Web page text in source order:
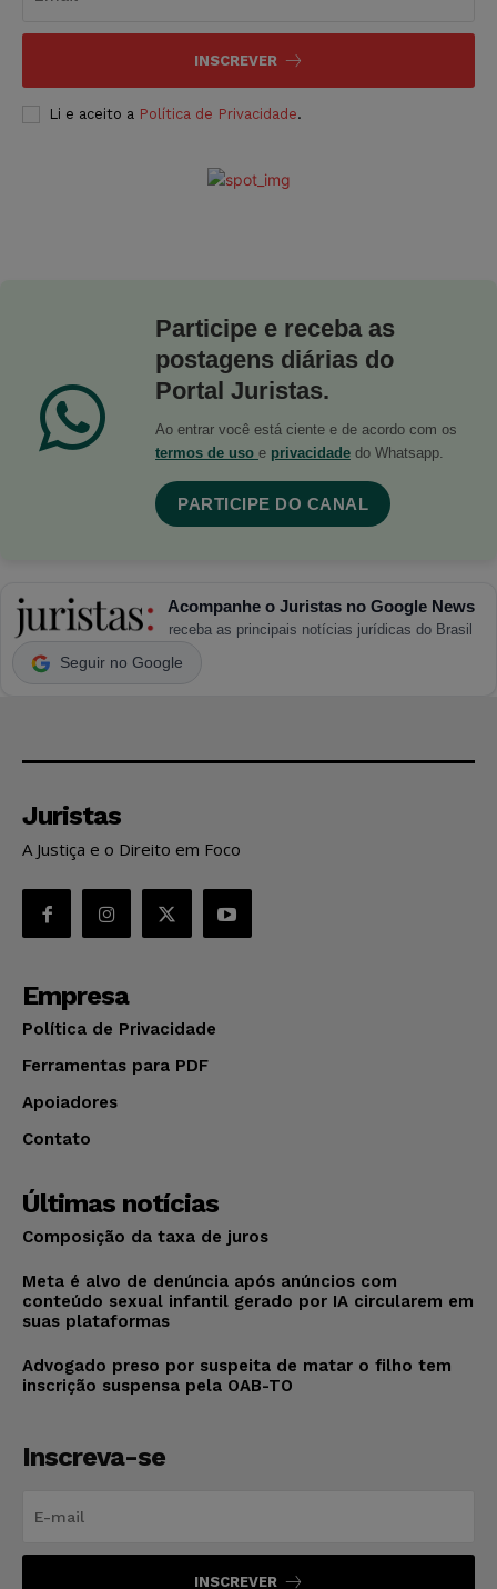
INSCREVER
Li e aceito a Política de Privacidade.
Participe e receba as
postagens diárias do
Portal Juristas.
Ao entrar você está ciente e de acordo com os
termos de uso e privacidade do Whatsapp.
PARTICIPE DO CANAL
Acompanhe o Juristas no Google News
receba as principais notícias jurídicas do Brasil
Seguir no Google
Juristas
A Justiça e o Direito em Foco
Empresa
Política de Privacidade
Ferramentas para PDF
Apoiadores
Contato
Últimas notícias
Composição da taxa de juros
Meta é alvo de denúncia após anúncios com
conteúdo sexual infantil gerado por IA circularem em
suas plataformas
Advogado preso por suspeita de matar o filho tem
inscrição suspensa pela OAB-TO
Inscreva-se
INSCREVER